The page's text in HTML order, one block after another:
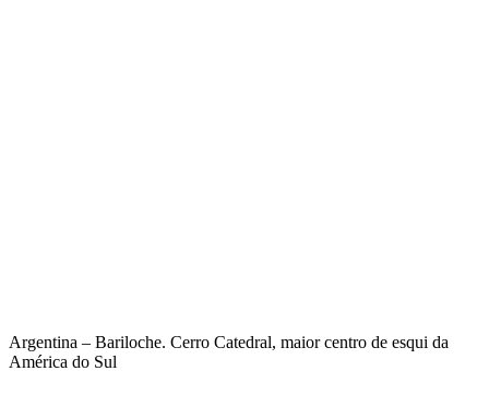
Argentina – Bariloche. Cerro Catedral, maior centro de esqui da
América do Sul